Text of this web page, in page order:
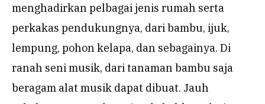
menghadirkan pelbagai jenis rumah serta
perkakas pendukungnya, dari bambu, ijuk,
lempung, pohon kelapa, dan sebagainya. Di
ranah seni musik, dari tanaman bambu saja
beragam alat musik dapat dibuat. Jauh